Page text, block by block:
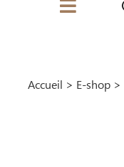
Accueil > E-shop>